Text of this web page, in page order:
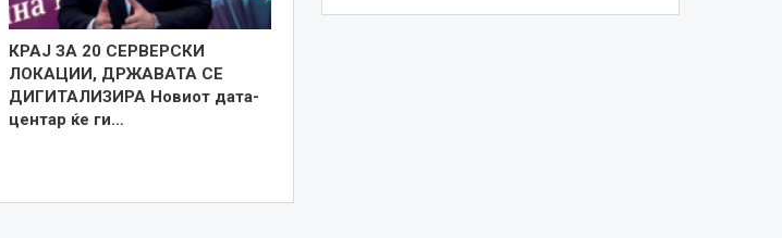
КРАЈ ЗА 20 СЕРВЕРСКИ
ЛОКАЦИИ, ДРЖАВАТА СЕ
ДИГИТАЛИЗИРА Новиот дата-
центар ќе ги…